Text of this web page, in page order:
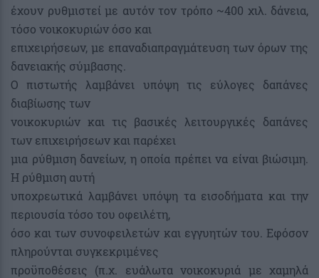
έχουν ρυθμιστεί με αυτόν τον τρόπο ~400 χιλ. δάνεια,
τόσο νοικοκυριών όσο και
επιχειρήσεων, με επαναδιαπραγμάτευση των όρων της
δανειακής σύμβασης.
Ο πιστωτής λαμβάνει υπόψη τις εύλογες δαπάνες
διαβίωσης των
νοικοκυριών και τις βασικές λειτουργικές δαπάνες
των επιχειρήσεων και παρέχει
μια ρύθμιση δανείων, η οποία πρέπει να είναι βιώσιμη.
Η ρύθμιση αυτή
υποχρεωτικά λαμβάνει υπόψη τα εισοδήματα και την
περιουσία τόσο του οφειλέτη,
όσο και των συνοφειλετών και εγγυητών του. Εφόσον
πληρούνται συγκεκριμένες
προϋποθέσεις (π.χ. ευάλωτα νοικοκυριά με χαμηλά